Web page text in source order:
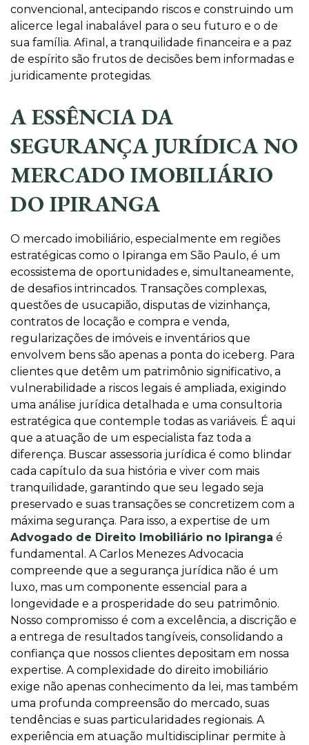
convencional, antecipando riscos e construindo um
alicerce legal inabalável para o seu futuro e o de
sua família. Afinal, a tranquilidade financeira e a paz
de espírito são frutos de decisões bem informadas e
juridicamente protegidas.
A ESSÊNCIA DA
SEGURANÇA JURÍDICA NO
MERCADO IMOBILIÁRIO
DO IPIRANGA
O mercado imobiliário, especialmente em regiões
estratégicas como o Ipiranga em São Paulo, é um
ecossistema de oportunidades e, simultaneamente,
de desafios intrincados. Transações complexas,
questões de usucapião, disputas de vizinhança,
contratos de locação e compra e venda,
regularizações de imóveis e inventários que
envolvem bens são apenas a ponta do iceberg. Para
clientes que detêm um patrimônio significativo, a
vulnerabilidade a riscos legais é ampliada, exigindo
uma análise jurídica detalhada e uma consultoria
estratégica que contemple todas as variáveis. É aqui
que a atuação de um especialista faz toda a
diferença. Buscar assessoria jurídica é como blindar
cada capítulo da sua história e viver com mais
tranquilidade, garantindo que seu legado seja
preservado e suas transações se concretizem com a
máxima segurança. Para isso, a expertise de um
Advogado de Direito Imobiliário no Ipiranga é
fundamental. A Carlos Menezes Advocacia
compreende que a segurança jurídica não é um
luxo, mas um componente essencial para a
longevidade e a prosperidade do seu patrimônio.
Nosso compromisso é com a excelência, a discrição e
a entrega de resultados tangíveis, consolidando a
confiança que nossos clientes depositam em nossa
expertise. A complexidade do direito imobiliário
exige não apenas conhecimento da lei, mas também
uma profunda compreensão do mercado, suas
tendências e suas particularidades regionais. A
experiência em atuação multidisciplinar permite à